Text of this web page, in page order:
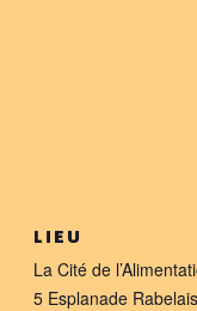
LIEU
La Cité de
5 Esplanade Rabelais